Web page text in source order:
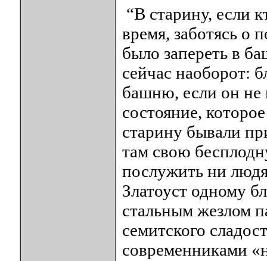
“В старину, если
время, заботясь о
было запереть в
сейчас наоборот:
башню, если он не
состояние,
старину бывали
там свою
послужить ни
Златоуст одному
стальным жезлом
семитского
современниками